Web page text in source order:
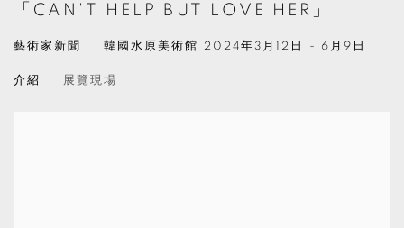
「CAN'T HELP BUT LOVE HER」
藝術家新聞 韓國水原美術館 2024年3月12日 - 6月9日
介紹 展覽現場